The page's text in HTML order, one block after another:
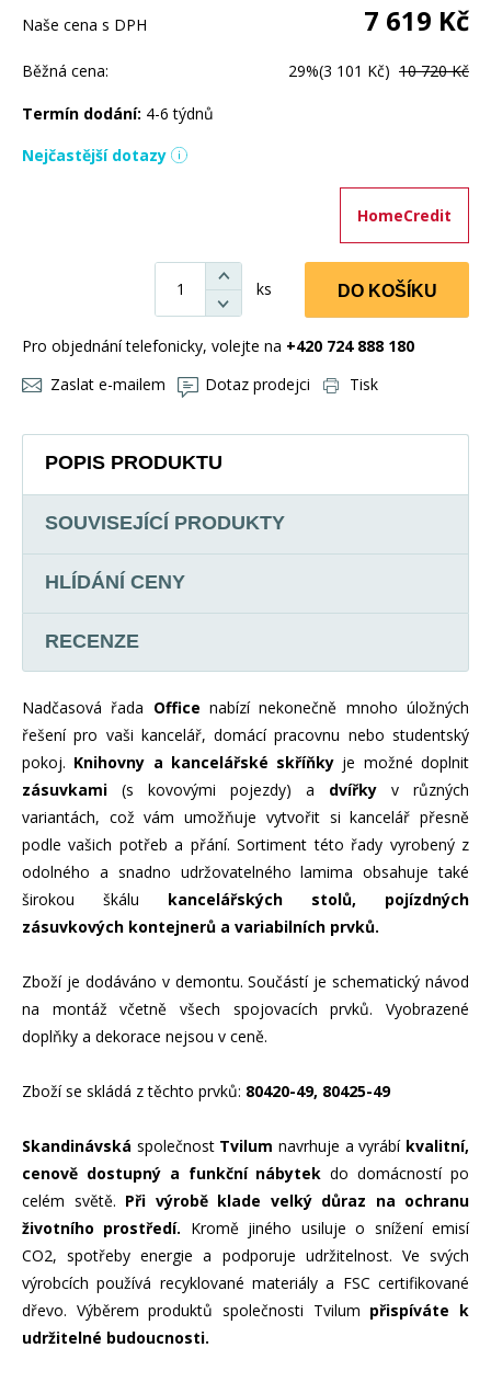
Naše cena s DPH 7 619 Kč
Běžná cena: 29%(3 101 Kč) 10 720 Kč
Termín dodání: 4-6 týdnů
Nejčastější dotazy
HomeCredit
ks DO KOŠÍKU
Pro objednání telefonicky, volejte na +420 724 888 180
Zaslat e-mailem
Dotaz prodejci Tisk
POPIS PRODUKTU
SOUVISEJÍCÍ PRODUKTY
HLÍDÁNÍ CENY
RECENZE
Nadčasová řada Office nabízí nekonečně mnoho úložných
řešení pro vaši kancelář, domácí pracovnu nebo studentský
pokoj. Knihovny a kancelářské skříňky je možné doplnit
zásuvkami (s kovovými pojezdy) a dvířky v různých
variantách, což vám umožňuje vytvořit si kancelář přesně
podle vašich potřeb a přání. Sortiment této řady vyrobený z
odolného a snadno udržovatelného lamima obsahuje také
širokou škálu kancelářských stolů, pojízdných
zásuvkových kontejnerů a variabilních prvků.
Zboží je dodáváno v demontu. Součástí je schematický návod
na montáž včetně všech spojovacích prvků. Vyobrazené
doplňky a dekorace nejsou v ceně.
Zboží se skládá z těchto prvků: 80420-49, 80425-49
Skandinávská společnostTvilum navrhuje a vyrábí kvalitní,
cenově dostupný a funkční nábytek do domácností po
celém světě. Při výrobě klade velký důraz na ochranu
životního prostředí. Kromě jiného usiluje o snížení emisí
CO2, spotřeby energie a podporuje udržitelnost. Ve svých
výrobcích používá recyklované materiály a FSC certifikované
dřevo. Výběrem produktů společnosti Tvilum přispíváte k
udržitelné budoucnosti.